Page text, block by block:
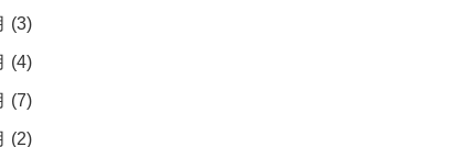
(3)
(4)
(7)
(2)